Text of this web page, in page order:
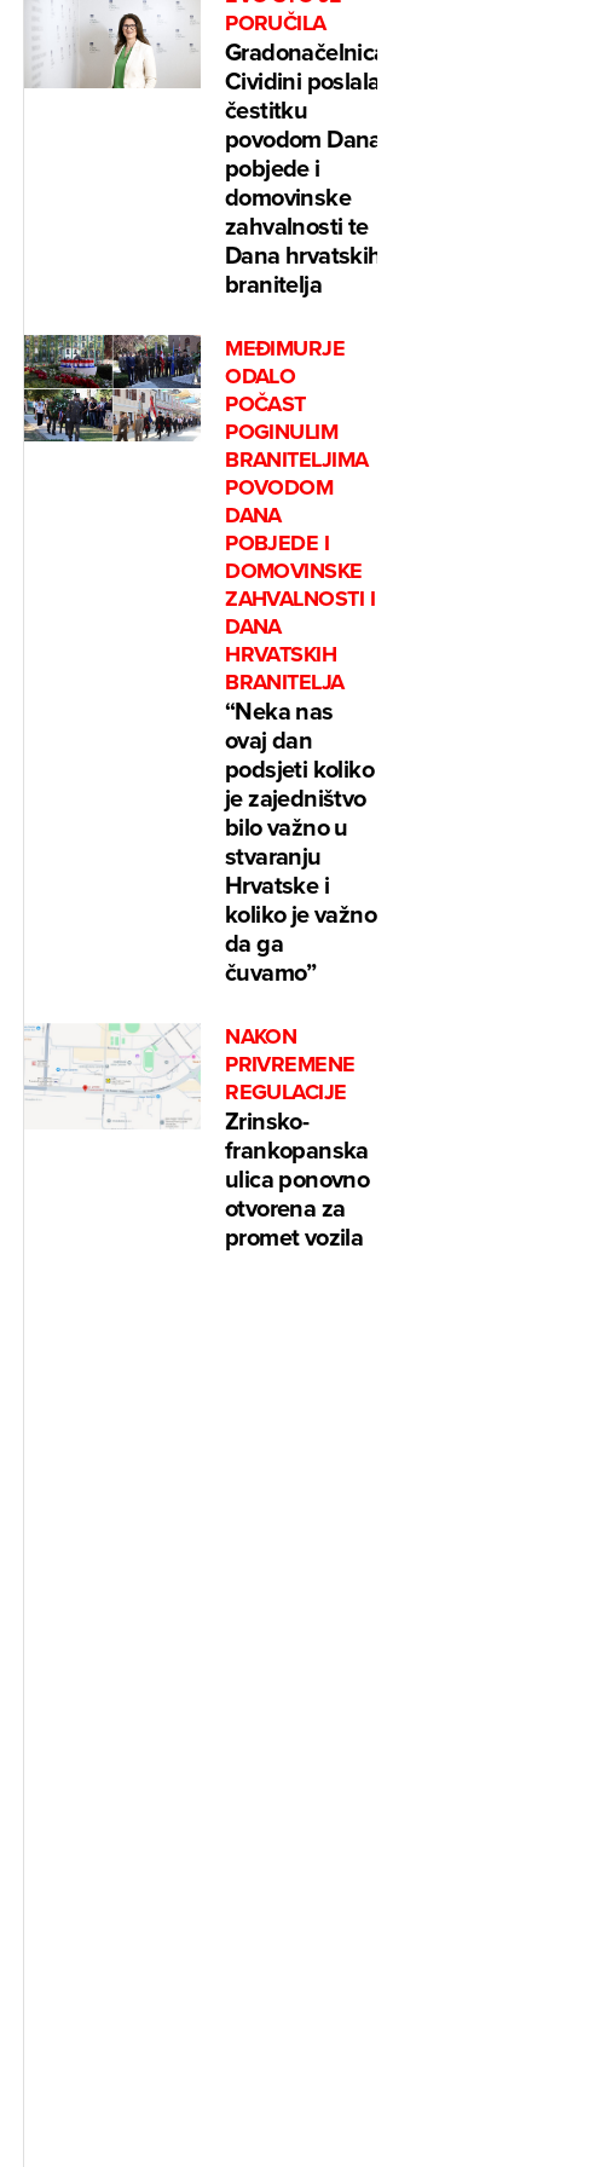
PORUČILA
Gradonačelnica
Cividini poslala
čestitku
povodom Dana
pobjede i
domovinske
zahvalnosti te
Dana hrvatskih
branitelja
MEĐIMURJE
ODALO
POČAST
POGINULIM
BRANITELJIMA
POVODOM
DANA
POBJEDE I
DOMOVINSKE
ZAHVALNOSTI I
DANA
HRVATSKIH
BRANITELJA
“Neka nas
ovaj dan
podsjeti koliko
je zajedništvo
bilo važno u
stvaranju
Hrvatske i
koliko je važno
da ga
čuvamo”
NAKON
PRIVREMENE
REGULACIJE
Zrinsko-
frankopanska
ulica ponovno
otvorena za
promet vozila